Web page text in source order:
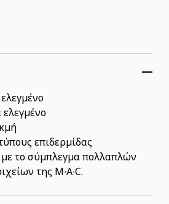
επιδερμίδας
το σύμπλεγμα πολλαπλών
της M∙A∙C.